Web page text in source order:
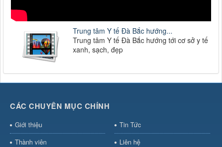
Trung tâm Y tế Đà Bắc hướng...
Trung tâm Y tế Đà Bắc hướng tới cơ sở y tế
xanh, sạch, đẹp
CÁC CHUYÊN MỤC CHÍNH
Giới thiệu
Tin Tức
Thành viên
Liên hệ